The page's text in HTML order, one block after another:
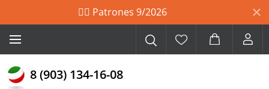
🙋‍♀️ Patrones 9/2026
8 (903) 134-16-08